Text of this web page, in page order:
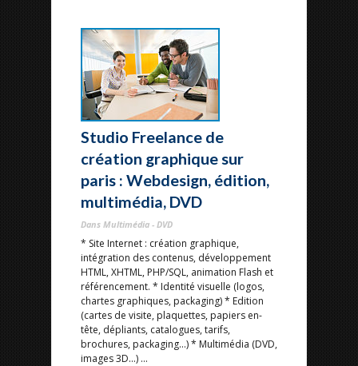
Studio Freelance de
création graphique sur
paris : Webdesign, édition,
multimédia, DVD
Dans Multimédia - DVD
* Site Internet : création graphique,
intégration des contenus, développement
HTML, XHTML, PHP/SQL, animation Flash et
référencement. * Identité visuelle (logos,
chartes graphiques, packaging) * Edition
(cartes de visite, plaquettes, papiers en-
tête, dépliants, catalogues, tarifs,
brochures, packaging...) * Multimédia (DVD,
images 3D...) ...